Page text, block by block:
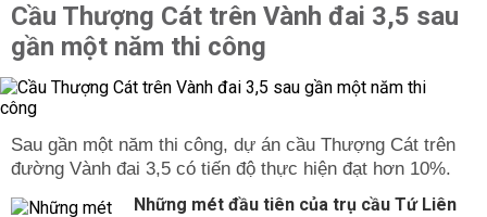
Cầu Thượng Cát trên Vành đai 3,5 sau
gần một năm thi công
Sau gần một năm thi công, dự án cầu Thượng Cát trên
đường Vành đai 3,5 có tiến độ thực hiện đạt hơn 10%.
Những mét đầu tiên của trụ cầu Tứ Liên